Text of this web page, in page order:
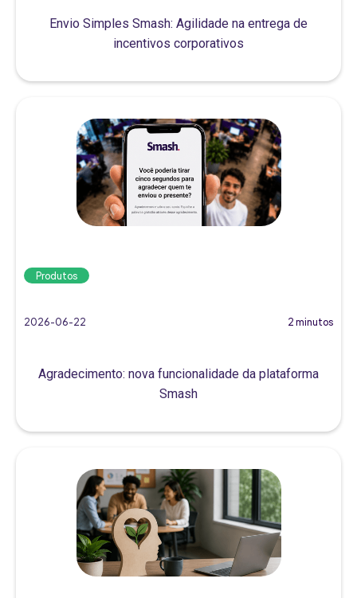
Envio Simples Smash: Agilidade na entrega de
incentivos corporativos
Produtos
2026-06-22 2 minutos
Agradecimento: nova funcionalidade da plataforma
Smash